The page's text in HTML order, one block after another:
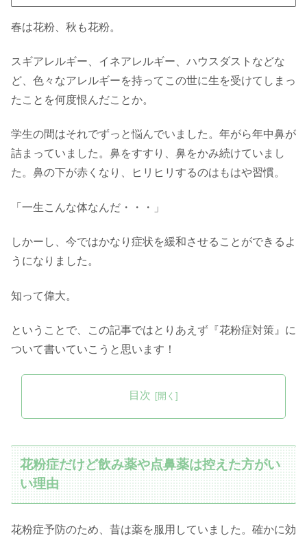
春は花粉、秋も花粉。
スギアレルギー、イネアレルギー、ハウスダストなどな
ど、色々なアレルギーを持ってこの世に生を受けてしまっ
たことを何度恨んだことか。
学生の間はそれでずっと悩んでいました。年がら年中鼻が
詰まっていました。鼻をすすり、鼻をかみ続けていまし
た。鼻の下が赤くなり、ヒリヒリするのはもはや習慣。
「一生こんな体なんだ・・・」
しかーし、今ではかなり症状を緩和させることができるよ
うになりました。
知って偉大。
ということで、この記事ではとりあえず『花粉症対策』に
ついて書いていこうと思います！
目次
花粉症だけど飲み薬や点鼻薬は控えた方がい
い理由
花粉症予防のため、昔は薬を服用していました。確かに効